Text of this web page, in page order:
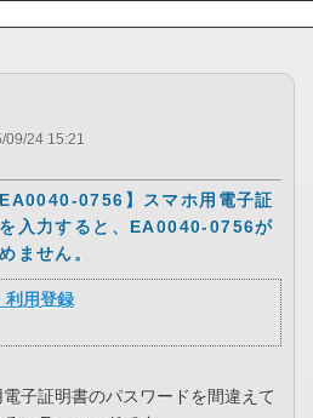
09/24 15:21
EA0040-0756】スマホ用電子証
入力すると、EA0040-0756が
ません。
利用登録
子証明書のパスワードを間違えて